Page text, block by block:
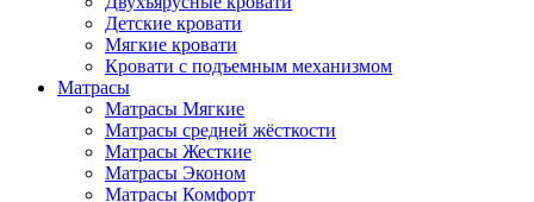
Детские кровати
Мягкие кровати
Кровати с подъемным механизмом
Матрасы
Матрасы Мягкие
Матрасы средней жёсткости
Матрасы Жесткие
Матрасы Эконом
Матрасы Комфорт